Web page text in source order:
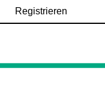
Registrieren